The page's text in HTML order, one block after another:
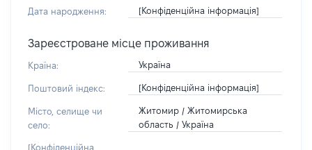
Дата народження: [Конфіденційна інформація]
Зареєстроване місце проживання
Країна: Україна
Поштовий індекс: [Конфіденційна інформація]
Місто, селище чи
село:
Житомир / Житомирська
область / Україна
[Конфіденційна